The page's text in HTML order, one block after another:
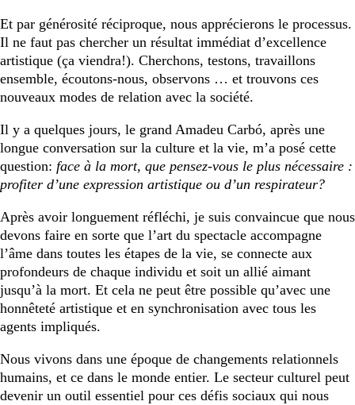
Et par générosité réciproque, nous apprécierons le processus.
Il ne faut pas chercher un résultat immédiat d’excellence
artistique (ça viendra!). Cherchons, testons, travaillons
ensemble, écoutons-nous, observons … et trouvons ces
nouveaux modes de relation avec la société.
Il y a quelques jours, le grand Amadeu Carbó, après une
longue conversation sur la culture et la vie, m’a posé cette
question: face à la mort, que pensez-vous le plus nécessaire :
profiter d’une expression artistique ou d’un respirateur?
Après avoir longuement réfléchi, je suis convaincue que nous
devons faire en sorte que l’art du spectacle accompagne
l’âme dans toutes les étapes de la vie, se connecte aux
profondeurs de chaque individu et soit un allié aimant
jusqu’à la mort. Et cela ne peut être possible qu’avec une
honnêteté artistique et en synchronisation avec tous les
agents impliqués.
Nous vivons dans une époque de changements relationnels
humains, et ce dans le monde entier. Le secteur culturel peut
devenir un outil essentiel pour ces défis sociaux qui nous